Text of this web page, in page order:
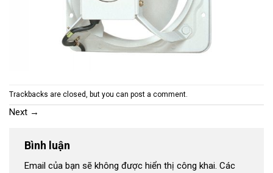
Trackbacks are closed, but you can post a comment.
Next →
Bình luận
Email của bạn sẽ không được hiển thị công khai. Các